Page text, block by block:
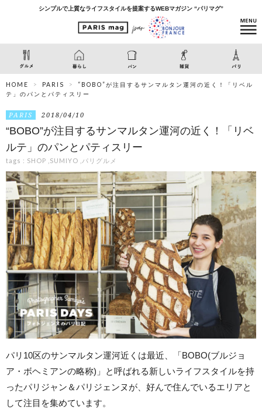
シンプルで上質なライフスタイルを提案するWEBマガジン “パリマグ”
HOME PARIS
“BOBO”が注目するサンマルタン運河の近く！「リベル
テ」のパンとパティスリー
PARIS 2018/04/10
“BOBO”が注目するサンマルタン運河の近く！「リベ
ルテ」のパンとパティスリー
tags : SHOP SUMIYO パリグルメ
パリ10区のサンマルタン運河近くは最近、「BOBO(ブルジョ
ア・ボヘミアンの略称)」と呼ばれる新しいライフスタイルを持
ったパリジャン＆パリジェンヌが、好んで住んでいるエリアと
して注目を集めています。